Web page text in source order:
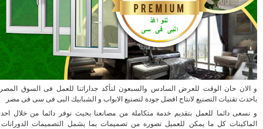
حان الوقت للعرض السادس والسبعون لنأكد جداراتنا للعمل فى السوق المصرى
تقنيات التصنيع لانتاج افضل جودة لتصنيع الابواب و الشبابيك البى فى سى فى مصر
دائما للعمل بتقديم خدمة متكاملة من مصانعنا بحيث نوفر دائما من خلال احدث
كل ما يمكن للعميل تصوره من تصميمات بما يشمل التصميمات الدورانات و